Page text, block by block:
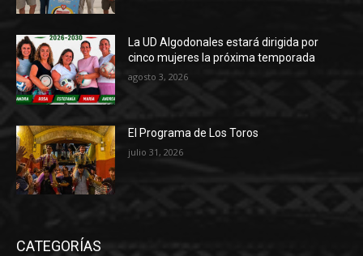
La UD Algodonales estará dirigida por
cinco mujeres la próxima temporada
agosto 3, 2026
El Programa de Los Toros
julio 31, 2026
CATEGORÍAS